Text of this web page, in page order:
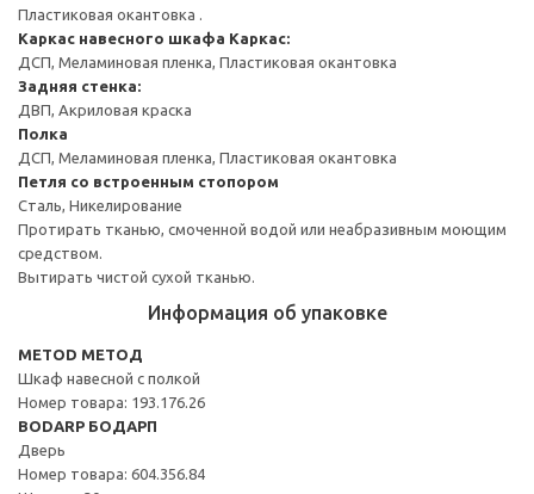
Пластиковая окантовка .
Каркас навесного шкафа Каркас:
ДСП, Меламиновая пленка, Пластиковая окантовка
Задняя стенка:
ДВП, Акриловая краска
Полка
ДСП, Меламиновая пленка, Пластиковая окантовка
Петля со встроенным стопором
Сталь, Никелирование
Протирать тканью, смоченной водой или неабразивным моющим
средством.
Вытирать чистой сухой тканью.
Информация об упаковке
METOD МЕТОД
Шкаф навесной с полкой
Номер товара: 193.176.26
BODARP БОДАРП
Дверь
Номер товара: 604.356.84